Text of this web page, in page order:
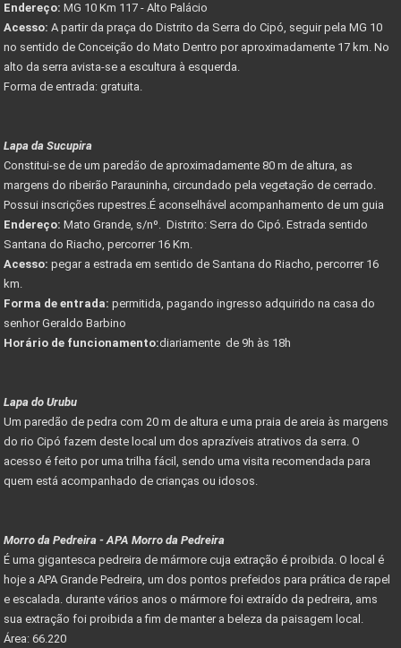
Endereço: MG 10 Km 117 - Alto Palácio
Acesso: A partir da praça do Distrito da Serra do Cipó, seguir pela MG 10
no sentido de Conceição do Mato Dentro por aproximadamente 17 km. No
alto da serra avista-se a escultura à esquerda.
Forma de entrada: gratuita.
Lapa da Sucupira
Constitui-se de um paredão de aproximadamente 80 m de altura, as
margens do ribeirão Parauninha, circundado pela vegetação de cerrado.
Possui inscrições rupestres.É aconselhável acompanhamento de um guia
Endereço: Mato Grande, s/nº. Distrito: Serra do Cipó. Estrada sentido
Santana do Riacho, percorrer 16 Km.
Acesso: pegar a estrada em sentido de Santana do Riacho, percorrer 16
km.
Forma de entrada: permitida, pagando ingresso adquirido na casa do
senhor Geraldo Barbino
Horário de funcionamento:diariamente de 9h às 18h
Lapa do Urubu
Um paredão de pedra com 20 m de altura e uma praia de areia às margens
do rio Cipó fazem deste local um dos aprazíveis atrativos da serra. O
acesso é feito por uma trilha fácil, sendo uma visita recomendada para
quem está acompanhado de crianças ou idosos.
Morro da Pedreira - APA Morro da Pedreira
É uma gigantesca pedreira de mármore cuja extração é proibida. O local é
hoje a APA Grande Pedreira, um dos pontos prefeidos para prática de rapel
e escalada. durante vários anos o mármore foi extraído da pedreira, ams
sua extração foi proibida a fim de manter a beleza da paisagem local.
Área: 66.220